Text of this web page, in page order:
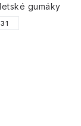
gumáky
31